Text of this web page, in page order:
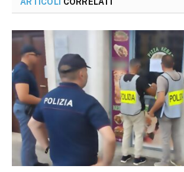
ARTICOLI CORRELATI